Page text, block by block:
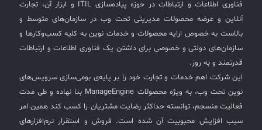
طریق فرآیند پشتیبانی فناوری اطلاعات را تسهیل می‌نماید.
معماری و نحوه عملکرد در این راهکار، یک Agent بر روی
سیستم مقصد نصب می‌شود و به جای دریافت اتصال
مستقیم، خود به صورت خروجی به Gateway متصل می‌گردد.
می‌شود، سبب می‌شود حتی در شرایطی که مقصد پشت NAT
یا فایروال قرار دارد، ارتباط بدون مشکل برقرار گردد. Gateway
در ابتدا وظیفه برقراری ارتباط اولیه و احراز هویت را بر عهده
دارد و پس از آن ارتباط مستقیم میان Viewer و Agent ایجاد
فناوری اطلاعات و ارتباطات در حوزه پیاده‌سازی ITIL و ابزار آن، تجارت
آنلاین و عرضه محصولات مدیریتی تحت وب در سازمان‌های متوسط و
بالاست به خصوص ارایه محصولات و خدمات نوین به کلیه کسب‌وکارها و
سازمان‌های دولتی و خصوصی برای داشتن یک فناوری اطلاعات و ارتباطات
قدرتمند و به روز.
این شرکت اهم خدمات و تجارت خود را بر پایه‌ی بومی‌سازی سرویس‌های
نوین تحت وب، به ویژه محصولات ManageEngine بنا نهاده و طی مدت
فعالیت منسجم، توانسته حداکثر رضایت مشتریان را کسب کند همین امر
سبب افزایش محبوبیت آن شده است. فروش و استقرار نرم‌افزارهای